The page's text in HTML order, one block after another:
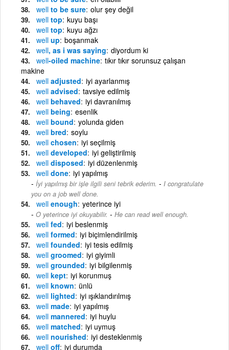
well to be sure olur şey değil
well top kuyu başı
well top kuyu ağzı
well up boşanmak
well, as i was saying diyordum ki
well-oiled machine tıkır tıkır sorunsuz çalışan
makine
well adjusted iyi ayarlanmış
well advised tavsiye edilmiş
well behaved iyi davranılmış
well being esenlik
well bound yolunda giden
well bred soylu
well chosen iyi seçilmiş
well developed iyi geliştirilmiş
well disposed iyi düzenlenmiş
well done iyi yapılmış
İyi yapılmış bir işle ilgili seni tebrik ederim. - I congratulate
you on a job well done.
well enough yeterince iyi
O yeterince iyi okuyabilir. - He can read well enough.
well fed iyi beslenmiş
well formed iyi biçimlendirilmiş
well founded iyi tesis edilmiş
well groomed iyi giyimli
well grounded iyi bilgilenmiş
well kept iyi korunmuş
well known ünlü
well lighted iyi ışıklandırılmış
well made iyi yapılmış
well mannered iyi huylu
well matched iyi uymuş
well nourished iyi desteklenmiş
well off iyi durumda